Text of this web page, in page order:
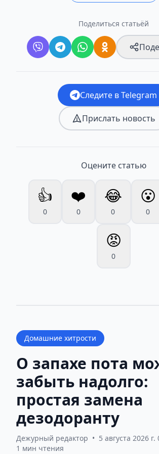
Поделиться статьёй
Следите в Telegram
Прислать новость
Оцените статью
👍
0
❤️
0
😂
0
😮
0
😡
0
Домашние хитрости
О запахе пота
забыть надолго:
простая замена
дезодоранту
Дежурный редактор • 5 августа 2026 г.
1 мин чтения